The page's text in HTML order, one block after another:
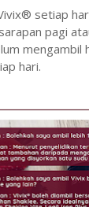
setiap
pagi
mengambil
hari.